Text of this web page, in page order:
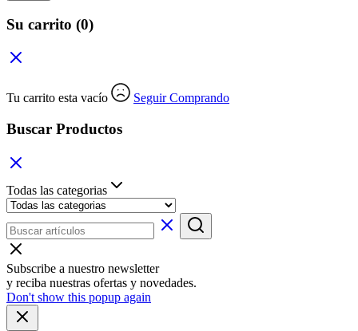
Su carrito (0)
Tu carrito esta vacío Seguir Comprando
Buscar Productos
Todas las categorias
Subscribe a nuestro newsletter
y reciba nuestras ofertas y novedades.
Don't show this popup again